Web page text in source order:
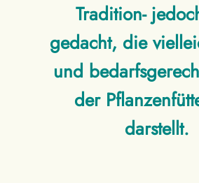
Tradition-
gedacht, die
und
der
darstellt.